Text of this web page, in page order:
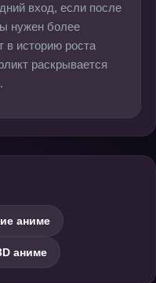
вход, если после
нужен более
в историю роста
раскрывается
аниме
аниме